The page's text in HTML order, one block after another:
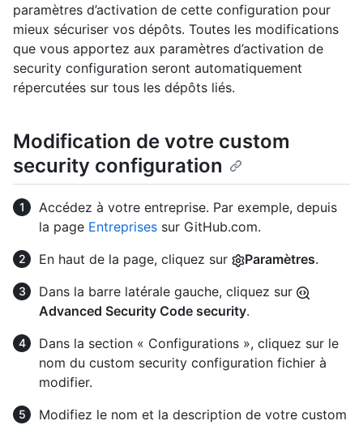
paramètres d’activation de cette configuration pour
mieux sécuriser vos dépôts. Toutes les modifications
que vous apportez aux paramètres d’activation de
security configuration seront automatiquement
répercutées sur tous les dépôts liés.
Modification de votre custom
security configuration
Accédez à votre entreprise. Par exemple, depuis
la page Entreprises sur GitHub.com.
En haut de la page, cliquez sur
Paramètres.
Dans la barre latérale gauche, cliquez sur
Advanced Security Code security.
Dans la section « Configurations », cliquez sur le
nom du custom security configuration fichier à
modifier.
Modifiez le nom et la description de votre custom